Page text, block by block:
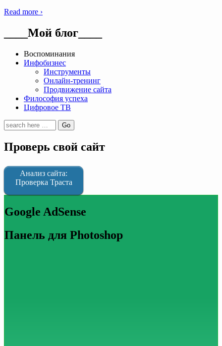
Read more ›
____Мой блог____
Воспоминания
Инфобизнес
Инструменты
Онлайн-тренинг
Продвижение сайта
Философия успеха
Цифровое ТВ
Проверь свой сайт
Анализ сайта:
Проверка Траста
Google AdSense
Панель для Photoshop